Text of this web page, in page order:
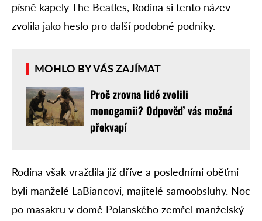
písně kapely The Beatles, Rodina si tento název
zvolila jako heslo pro další podobné podniky.
MOHLO BY VÁS ZAJÍMAT
Proč zrovna lidé zvolili
monogamii? Odpověď vás možná
překvapí
Rodina však vraždila již dříve a posledními oběťmi
byli manželé LaBiancovi, majitelé samoobsluhy. Noc
po masakru v domě Polanského zemřel manželský